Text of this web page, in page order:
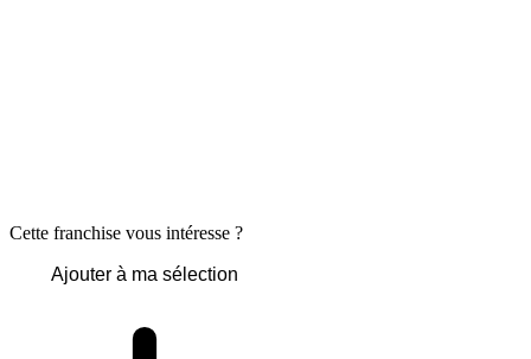
Cette franchise vous intéresse ?
Ajouter à ma sélection